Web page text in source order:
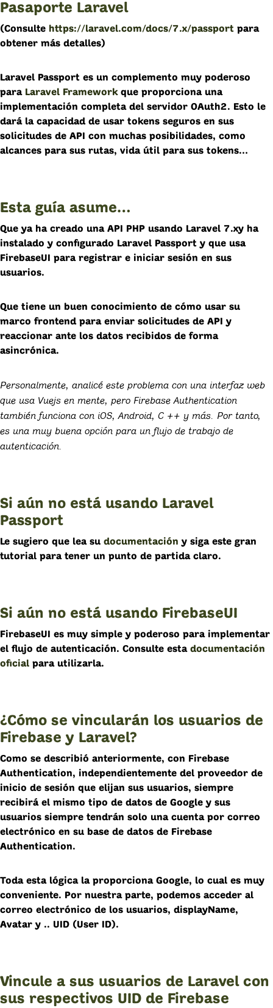
Pasaporte Laravel
(Consulte https://laravel.com/docs/7.x/passport para
obtener más detalles)
Laravel Passport es un complemento muy poderoso
para Laravel Frameworkque proporciona una
implementación completa del servidor OAuth2. Esto le
dará la capacidad de usar tokens seguros en sus
solicitudes de API con muchas posibilidades, como
alcances para sus rutas, vida útil para sus tokens…
Esta guía asume…
Que ya ha creado una API PHP usando Laravel 7.xy ha
instalado y configurado Laravel Passport y que usa
FirebaseUI para registrar e iniciar sesión en sus
usuarios.
Que tiene un buen conocimiento de cómo usar su
marco frontend para enviar solicitudes de API y
reaccionar ante los datos recibidos de forma
asincrónica.
Personalmente, analicé este problema con una interfaz web
que usa Vuejs en mente, pero Firebase Authentication
también funciona con iOS, Android, C ++ y más. Por tanto,
es una muy buena opción para un flujo de trabajo de
autenticación.
Si aún no está usando Laravel
Passport
Le sugiero que lea su documentación y siga este gran
tutorial para tener un punto de partida claro.
Si aún no está usando FirebaseUI
FirebaseUI es muy simple y poderoso para implementar
el flujo de autenticación. Consulte esta documentación
oficial para utilizarla.
¿Cómo se vincularán los usuarios de
Firebase y Laravel?
Como se describió anteriormente, con Firebase
Authentication, independientemente del proveedor de
inicio de sesión que elijan sus usuarios, siempre
recibirá el mismo tipo de datos de Google y sus
usuarios siempre tendrán solo una cuenta por correo
electrónico en su base de datos de Firebase
Authentication.
Toda esta lógica la proporciona Google, lo cual es muy
conveniente. Por nuestra parte, podemos acceder al
correo electrónico de los usuarios, displayName,
Avatar y .. UID (User ID).
Vincule a sus usuarios de Laravel con
sus respectivos UID de Firebase